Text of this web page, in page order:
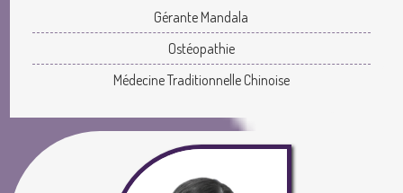
Gérante Mandala
Ostéopathie
Médecine Traditionnelle Chinoise